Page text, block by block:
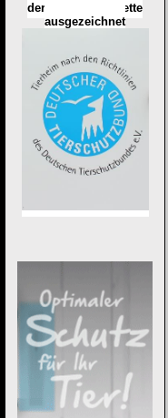
der
Tierheimplakette
ausgezeichnet